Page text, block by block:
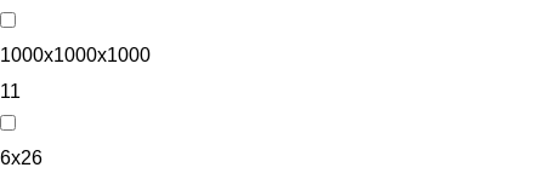
1000х1000х1000
11
6x26